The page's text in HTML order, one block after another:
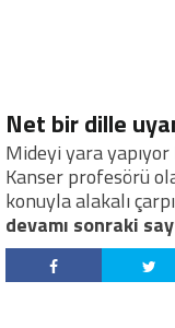
Net bir dille
Mideyi yara
Kanser profesörü
konuyla alakalı
devamı sonraki